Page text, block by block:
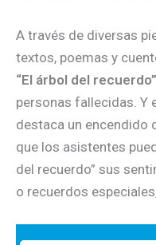
A través de diversas
textos, poemas y
“El árbol del recuerdo”
personas fallecidas. Y
destaca un encendido
que los asistentes
del recuerdo” sus
o recuerdos